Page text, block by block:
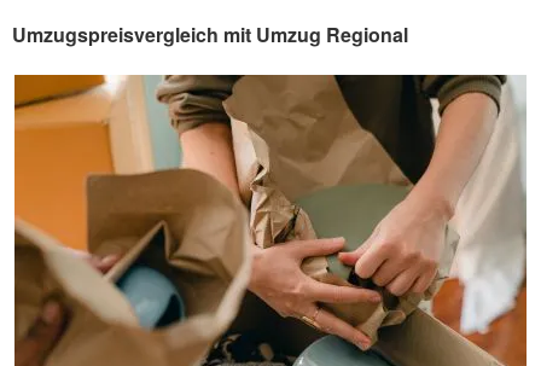
Umzugspreisvergleich mit Umzug Regional